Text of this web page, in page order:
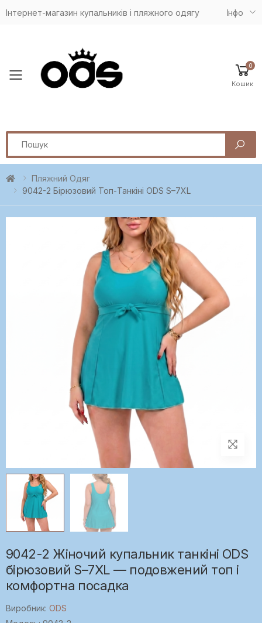
Інтернет-магазин купальників і пляжного одягу Iнфо
Toggle mobile menu
0
Кошик
Search
Пляжний Одяг
9042-2 Бірюзовий Топ-Танкіні ODS S–7XL
9042-2 Жіночий купальник танкіні ODS
бірюзовий S–7XL — подовжений топ і
комфортна посадка
Виробник: ODS